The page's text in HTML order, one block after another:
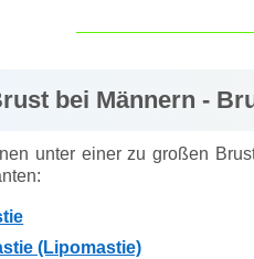
bei Männern -
unter einer zu großen
(Lipomastie)